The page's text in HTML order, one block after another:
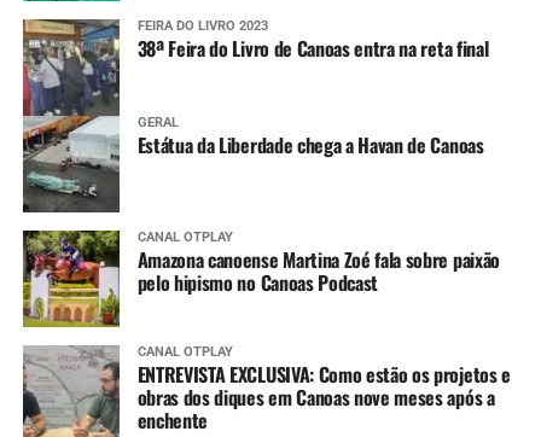
FEIRA DO LIVRO 2023
38ª Feira do Livro de Canoas entra na reta final
GERAL
Estátua da Liberdade chega a Havan de Canoas
CANAL OTPLAY
Amazona canoense Martina Zoé fala sobre paixão
pelo hipismo no Canoas Podcast
CANAL OTPLAY
ENTREVISTA EXCLUSIVA: Como estão os projetos e
obras dos diques em Canoas nove meses após a
enchente